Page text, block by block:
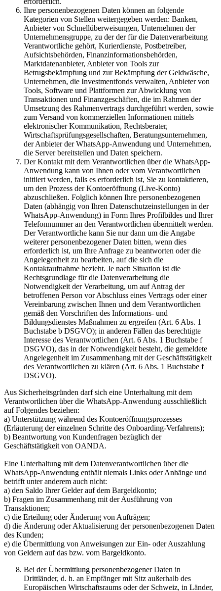
Ihre personenbezogenen Daten können an folgende
Kategorien von Stellen weitergegeben werden: Banken,
Anbieter von Schnellüberweisungen, Unternehmen der
Unternehmensgruppe, zu der der für die Datenverarbeitung
Verantwortliche gehört, Kurierdienste, Postbetreiber,
Aufsichtsbehörden, Finanzinformationsbehörden,
Marktdatenanbieter, Anbieter von Tools zur
Betrugsbekämpfung und zur Bekämpfung der Geldwäsche,
Unternehmen, die Investmentfonds verwalten, Anbieter von
Tools, Software und Plattformen zur Abwicklung von
Transaktionen und Finanzgeschäften, die im Rahmen der
Umsetzung des Rahmenvertrags durchgeführt werden, sowie
zum Versand von kommerziellen Informationen mittels
elektronischer Kommunikation, Rechtsberater,
Wirtschaftsprüfungsgesellschaften, Beratungsunternehmen,
der Anbieter der WhatsApp-Anwendung und Unternehmen,
die Server bereitstellen und Daten speichern.
Der Kontakt mit dem Verantwortlichen über die WhatsApp-
Anwendung kann von Ihnen oder vom Verantwortlichen
initiiert werden, falls es erforderlich ist, Sie zu kontaktieren,
um den Prozess der Kontoeröffnung (Live-Konto)
abzuschließen. Folglich können Ihre personenbezogenen
Daten (abhängig von Ihren Datenschutzeinstellungen in der
WhatsApp-Anwendung) in Form Ihres Profilbildes und Ihrer
Telefonnummer an den Verantwortlichen übermittelt werden.
Der Verantwortliche kann Sie nur dann um die Angabe
weiterer personenbezogener Daten bitten, wenn dies
erforderlich ist, um Ihre Anfrage zu beantworten oder die
Angelegenheit zu bearbeiten, auf die sich die
Kontaktaufnahme bezieht. Je nach Situation ist die
Rechtsgrundlage für die Datenverarbeitung die
Notwendigkeit der Verarbeitung, um auf Antrag der
betroffenen Person vor Abschluss eines Vertrags oder einer
Vereinbarung zwischen Ihnen und dem Verantwortlichen
gemäß den Vorschriften des Informations- und
Bildungsdienstes Maßnahmen zu ergreifen (Art. 6 Abs. 1
Buchstabe b DSGVO); in anderen Fällen das berechtigte
Interesse des Verantwortlichen (Art. 6 Abs. 1 Buchstabe f
DSGVO), das in der Notwendigkeit besteht, die gemeldete
Angelegenheit im Zusammenhang mit der Geschäftstätigkeit
des Verantwortlichen zu klären (Art. 6 Abs. 1 Buchstabe f
DSGVO).
Aus Sicherheitsgründen darf sich eine Unterhaltung mit dem
Verantwortlichen über die WhatsApp-Anwendung ausschließlich
auf Folgendes beziehen:
a) Unterstützung während des Kontoeröffnungsprozesses
(Erläuterung der einzelnen Schritte des Onboarding-Verfahrens);
b) Beantwortung von Kundenfragen bezüglich der
Geschäftstätigkeit von OANDA.
Eine Unterhaltung mit dem Datenverantwortlichen über die
WhatsApp-Anwendung enthält niemals Links oder Anhänge und
betrifft unter anderem auch nicht:
a) den Saldo Ihrer Gelder auf dem Bargeldkonto;
b) Fragen im Zusammenhang mit der Ausführung von
Transaktionen;
c) die Erteilung oder Änderung von Aufträgen;
d) die Änderung oder Aktualisierung der personenbezogenen Daten
des Kunden;
e) die Übermittlung von Anweisungen zur Ein- oder Auszahlung
von Geldern auf das bzw. vom Bargeldkonto.
Bei der Übermittlung personenbezogener Daten in
Drittländer, d. h. an Empfänger mit Sitz außerhalb des
Europäischen Wirtschaftsraums oder der Schweiz, in Länder,